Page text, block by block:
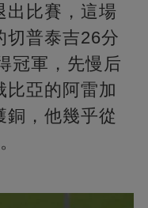
出比賽，這場
切普泰吉26分
冠軍，先慢后
比亞的阿雷加
銅，他幾乎從